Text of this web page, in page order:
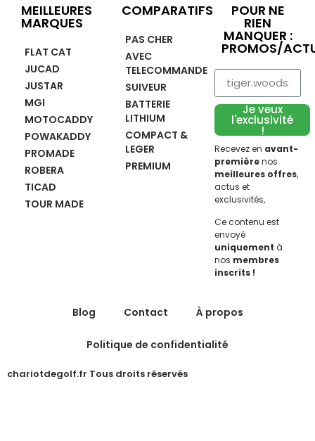
MEILLEURES
MARQUES
FLAT CAT
JUCAD
JUSTAR
MGI
MOTOCADDY
POWAKADDY
PROMADE
ROBERA
TICAD
TOUR MADE
COMPARATIFS
PAS CHER
AVEC
TELECOMMANDE
SUIVEUR
BATTERIE
LITHIUM
COMPACT &
LEGER
PREMIUM
POUR NE
RIEN
MANQUER :
PROMOS/
Je veux
l'exclusivité
!
Recevez en avant-
premièrenos
meilleures offres,
actus et
exclusivités,
Ce contenu est
envoyé
uniquement à
nos membres
inscrits !
chariotdegolf.fr Tous droits réservés
Blog Contact À propos
Politique de confidentialité